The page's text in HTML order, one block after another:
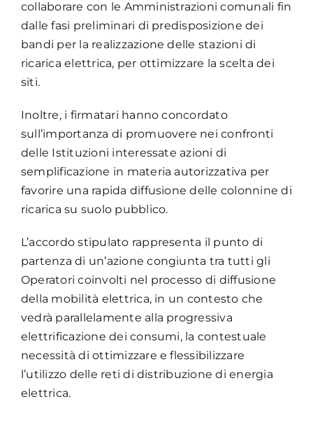
collaborare con le Amministrazioni comunali fin
dalle fasi preliminari di predisposizione dei
bandi per la realizzazione delle stazioni di
ricarica elettrica, per ottimizzare la scelta dei
siti.
Inoltre, i firmatari hanno concordato
sull’importanza di promuovere nei confronti
delle Istituzioni interessate azioni di
semplificazione in materia autorizzativa per
favorire una rapida diffusione delle colonnine di
ricarica su suolo pubblico.
L’accordo stipulato rappresenta il punto di
partenza di un’azione congiunta tra tutti gli
Operatori coinvolti nel processo di diffusione
della mobilità elettrica, in un contesto che
vedrà parallelamente alla progressiva
elettrificazione dei consumi, la contestuale
necessità di ottimizzare e flessibilizzare
l’utilizzo delle reti di distribuzione di energia
elettrica.